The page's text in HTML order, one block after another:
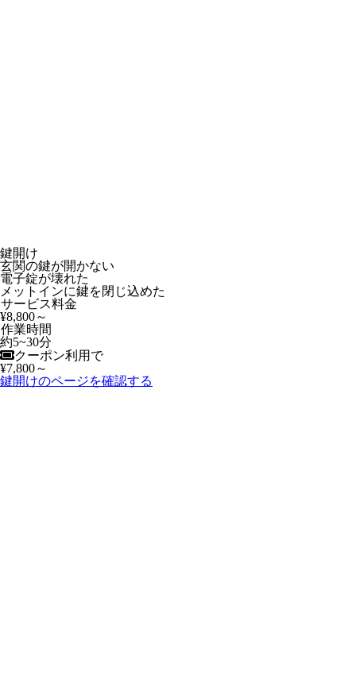
鍵開け
玄関の鍵が開かない
電子錠が壊れた
メットインに鍵を閉じ込めた
サービス料金
¥8,800～
作業時間
約5~30分
クーポン利用で
¥7,800～
鍵開けのページを確認する